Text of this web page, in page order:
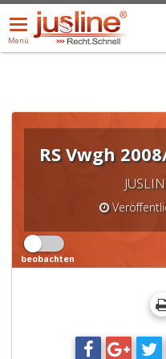
Menü
öffnen/schließen
Menü
ALLE DROPDOWN:
RS Vwgh
beobachten